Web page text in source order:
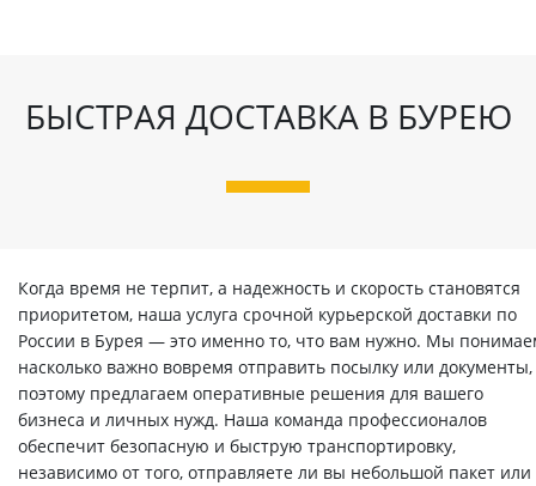
БЫСТРАЯ ДОСТАВКА В БУРЕЮ
Когда время не терпит, а надежность и скорость становятся
приоритетом, наша услуга срочной курьерской доставки по
России в Бурея — это именно то, что вам нужно. Мы
насколько важно вовремя отправить посылку или документы,
поэтому предлагаем оперативные решения для вашего
бизнеса и личных нужд. Наша команда профессионалов
обеспечит безопасную и быструю транспортировку,
независимо от того, отправляете ли вы небольшой пакет или